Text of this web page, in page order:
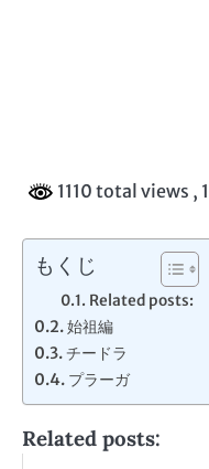
1110 total views ,
もくじ
Related posts:
始祖編
チードラ
プラーガ
Related posts: